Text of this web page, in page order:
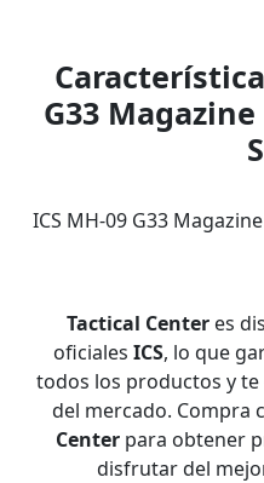
G33
ICS MH-09 G33
Tactical Centeres
oficiales ICS, lo que
todos los productos y
del mercado. Compra
Center para obtener
disfrutar del